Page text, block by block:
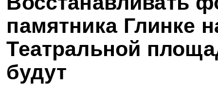
памятника Глинке
Театральной
будут